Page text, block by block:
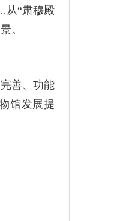
从“肃穆殿
。
善、功能
馆发展提